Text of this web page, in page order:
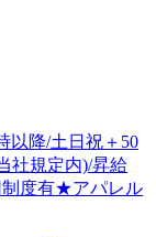
以降/土日祝＋50
社規定内)/昇給
制度有★アパレル